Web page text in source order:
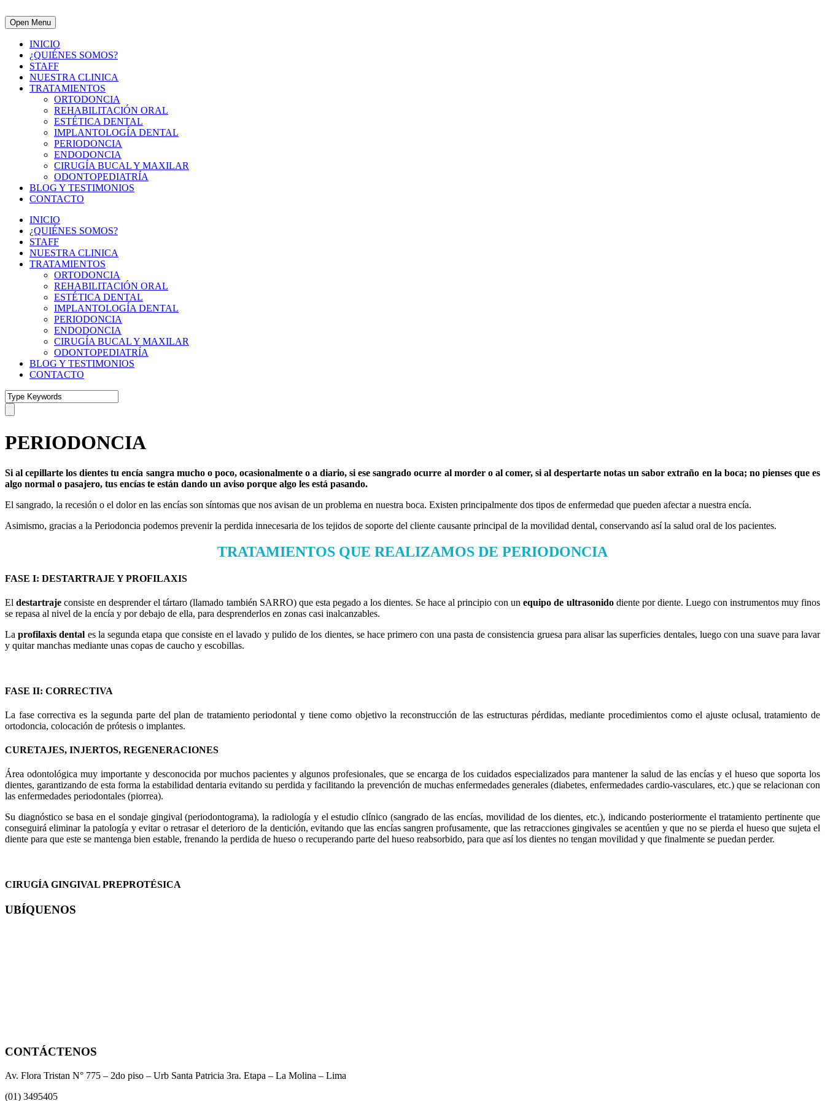
Open Menu
INICIO
¿QUIÉNES SOMOS?
STAFF
NUESTRA CLINICA
TRATAMIENTOS
ORTODONCIA
REHABILITACIÓN ORAL
ESTÉTICA DENTAL
IMPLANTOLOGÍA DENTAL
PERIODONCIA
ENDODONCIA
CIRUGÍA BUCAL Y MAXILAR
ODONTOPEDIATRÍA
BLOG Y TESTIMONIOS
CONTACTO
INICIO
¿QUIÉNES SOMOS?
STAFF
NUESTRA CLINICA
TRATAMIENTOS
ORTODONCIA
REHABILITACIÓN ORAL
ESTÉTICA DENTAL
IMPLANTOLOGÍA DENTAL
PERIODONCIA
ENDODONCIA
CIRUGÍA BUCAL Y MAXILAR
ODONTOPEDIATRÍA
BLOG Y TESTIMONIOS
CONTACTO
PERIODONCIA
Si al cepillarte los dientes tu encía sangra mucho o poco, ocasionalmente o a diario, si ese sangrado ocurre al morder o al comer, si al despertarte notas un sabor extraño en la boca; no pienses que es
algo normal o pasajero, tus encías te están dando un aviso porque algo les está pasando.
El sangrado, la recesión o el dolor en las encías son síntomas que nos avisan de un problema en nuestra boca. Existen principalmente dos tipos de enfermedad que pueden afectar a nuestra encía.
Asimismo, gracias a la Periodoncia podemos prevenir la perdida innecesaria de los tejidos de soporte del cliente causante principal de la movilidad dental, conservando así la salud oral de los pacientes.
TRATAMIENTOS QUE REALIZAMOS DE PERIODONCIA
FASE I: DESTARTRAJE Y PROFILAXIS
Eldestartraje consiste en desprender el tártaro (llamado también SARRO) que esta pegado a los dientes. Se hace al principio con unequipo de ultrasonidodiente por diente. Luego con instrumentos muy finos
se repasa al nivel de la encía y por debajo de ella, para desprenderlos en zonas casi inalcanzables.
Laprofilaxis dental es la segunda etapa que consiste en el lavado y pulido de los dientes, se hace primero con una pasta de consistencia gruesa para alisar las superficies dentales, luego con una suave para lavar
y quitar manchas mediante unas copas de caucho y escobillas.
FASE II: CORRECTIVA
La fase correctiva es la segunda parte del plan de tratamiento periodontal y tiene como objetivo la reconstrucción de las estructuras pérdidas, mediante procedimientos como el ajuste oclusal, tratamiento de
ortodoncia, colocación de prótesis o implantes.
CURETAJES, INJERTOS, REGENERACIONES
Área odontológica muy importante y desconocida por muchos pacientes y algunos profesionales, que se encarga de los cuidados especializados para mantener la salud de las encías y el hueso que soporta los
dientes, garantizando de esta forma la estabilidad dentaria evitando su perdida y facilitando la prevención de muchas enfermedades generales (diabetes, enfermedades cardio-vasculares, etc.) que se relacionan con
las enfermedades periodontales (piorrea).
Su diagnóstico se basa en el sondaje gingival (periodontograma), la radiología y el estudio clínico (sangrado de las encías, movilidad de los dientes, etc.), indicando posteriormente el tratamiento pertinente que
conseguirá eliminar la patología y evitar o retrasar el deterioro de la dentición, evitando que las encías sangren profusamente, que las retracciones gingivales se acentúen y que no se pierda el hueso que sujeta el
diente para que este se mantenga bien estable, frenando la perdida de hueso o recuperando parte del hueso reabsorbido, para que así los dientes no tengan movilidad y que finalmente se puedan perder.
CIRUGÍA GINGIVAL PREPROTÉSICA
UBÍQUENOS
CONTÁCTENOS
Av. Flora Tristan N° 775 – 2do piso – Urb Santa Patricia 3ra. Etapa – La Molina – Lima
(01) 3495405